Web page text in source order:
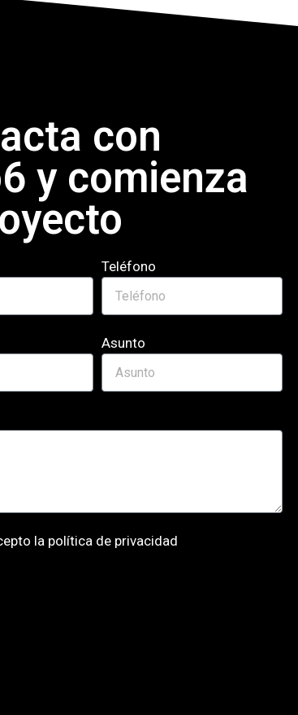
con
y comienza
Teléfono
Asunto
la política de privacidad